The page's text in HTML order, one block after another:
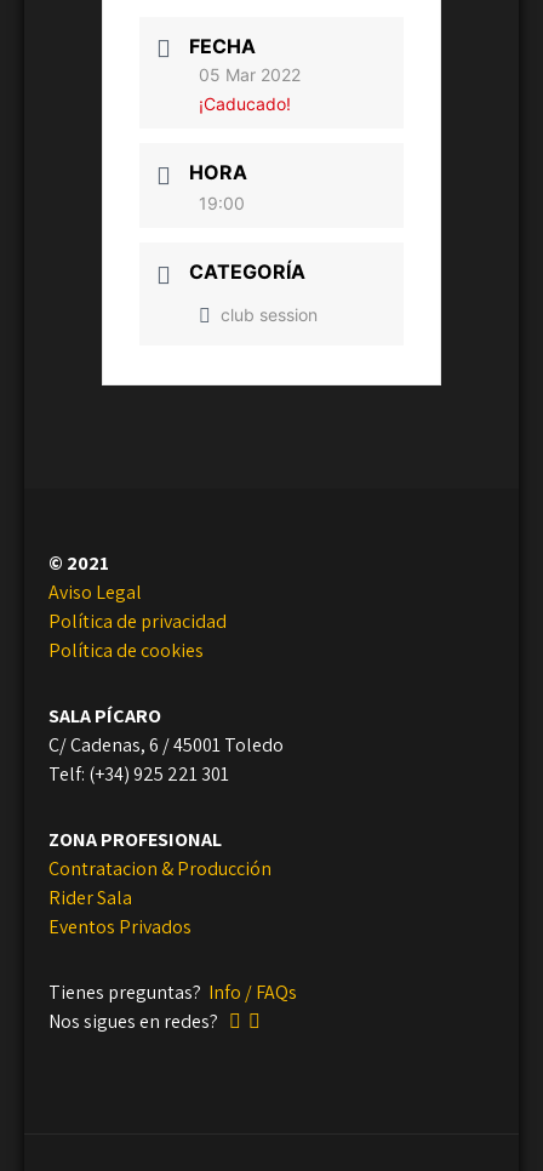
FECHA
05 Mar 2022
¡Caducado!
HORA
19:00
CATEGORÍA
club session
© 2021
Aviso Legal
Política de privacidad
Política de cookies
SALA PÍCARO
C/ Cadenas, 6 / 45001 Toledo
Telf: (+34) 925 221 301
ZONA PROFESIONAL
Contratacion & Producción
Rider Sala
Eventos Privados
Tienes preguntas? Info / FAQs
Nos sigues en redes?